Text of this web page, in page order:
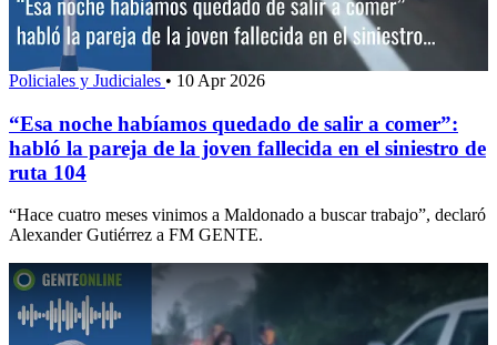
Policiales y Judiciales • 10 Apr 2026
“Esa noche habíamos quedado de salir a comer”:
habló la pareja de la joven fallecida en el siniestro de
ruta 104
“Hace cuatro meses vinimos a Maldonado a buscar trabajo”, declaró
Alexander Gutiérrez a FM GENTE.